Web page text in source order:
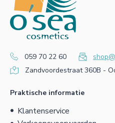
059 70 22 60
Zandvoordestraat 360B -
Praktische informatie
Klantenservice